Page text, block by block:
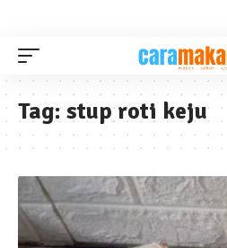
Tag:stup roti keju